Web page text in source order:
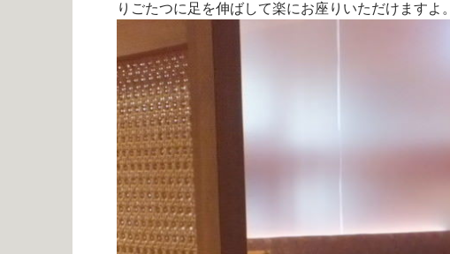
りごたつに足を伸ばして楽にお座りいただけますよ。